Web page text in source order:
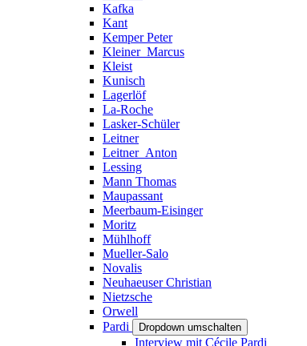
Kafka
Kant
Kemper Peter
Kleiner_Marcus
Kleist
Kunisch
Lagerlöf
La-Roche
Lasker-Schüler
Leitner
Leitner_Anton
Lessing
Mann Thomas
Maupassant
Meerbaum-Eisinger
Moritz
Mühlhoff
Mueller-Salo
Novalis
Neuhaeuser Christian
Nietzsche
Orwell
Pardi
Dropdown umschalten
Interview mit Cécile Pardi